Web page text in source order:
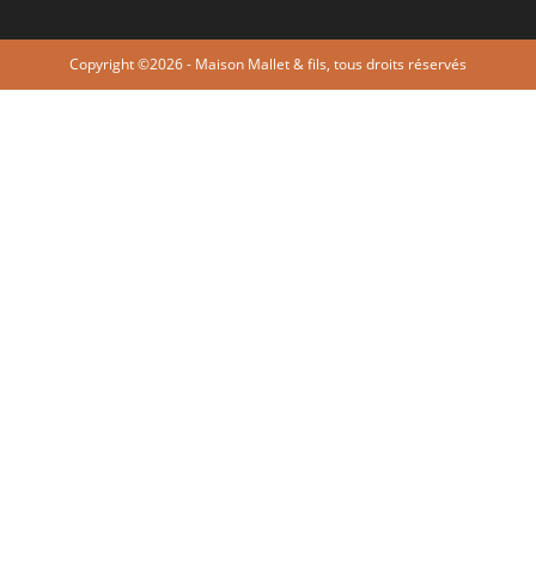
Copyright ©2026 - Maison Mallet & fils, tous droits réservés